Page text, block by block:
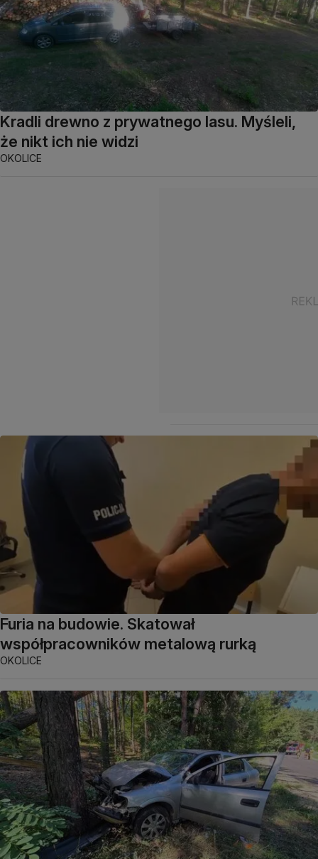
Kradli drewno z prywatnego lasu. Myśleli,
że nikt ich nie widzi
OKOLICE
Furia na budowie. Skatował
współpracowników metalową rurką
OKOLICE